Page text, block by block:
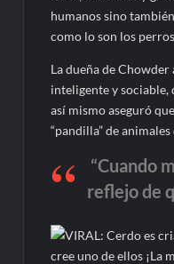
humanos sino
como lo son los
La dueña de
inteligente y sociable,
así mismo aseguró
“pandilla” de
“Cuando
reflejo de